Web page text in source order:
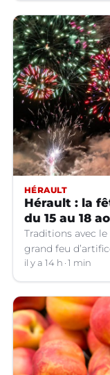
HÉRAULT
Hérault : la
du 15 au 18
Traditions avec
grand feu
il y a 14 h 1 min